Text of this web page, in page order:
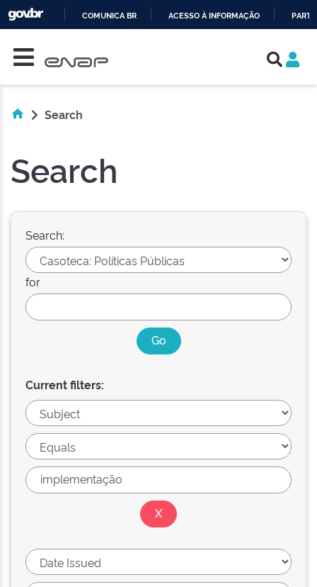
COMUNICA BR ACESSO À INFORMAÇÃO
Search
Search
Search:
for
Current filters: